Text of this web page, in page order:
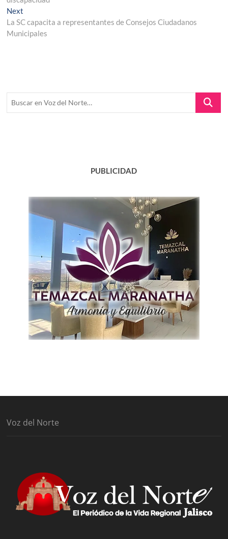
entradas
Next
post:
La SC capacita a representantes de Consejos Ciudadanos
Municipales
Buscar
PUBLICIDAD
Voz del Norte